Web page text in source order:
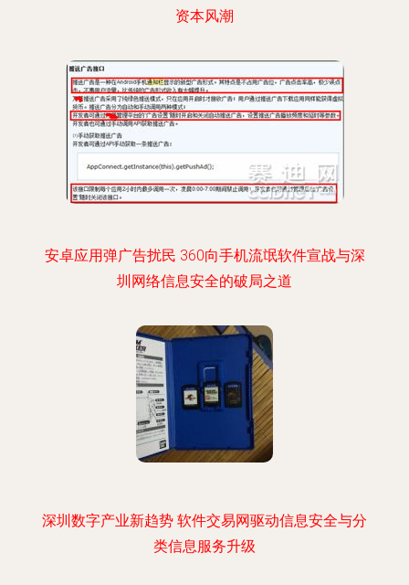
资本风潮
安卓应用弹广告扰民 360向手机流氓软件宣战与深
圳网络信息安全的破局之道
深圳数字产业新趋势 软件交易网驱动信息安全与分
类信息服务升级